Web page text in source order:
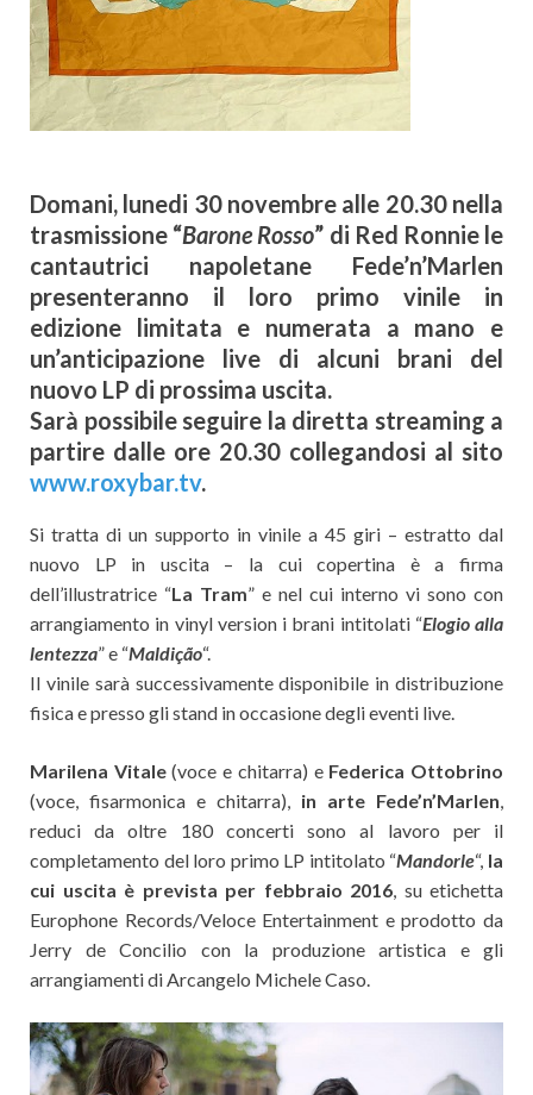
Domani, lunedi 30 novembre alle 20.30 nella
trasmissione “Barone Rosso” di Red Ronnie le
cantautrici napoletane Fede’n’Marlen
presenteranno il loro primo vinile in
edizione limitata e numerata a mano e
un’anticipazione live di alcuni brani del
nuovo LP di prossima uscita.
Sarà possibile seguire la diretta streaming a
partire dalle ore 20.30 collegandosi al sito
www.roxybar.tv.
Si tratta di un supporto in vinile a 45 giri – estratto dal
nuovo LP in uscita – la cui copertina è a firma
dell’illustratrice “La Tram” e nel cui interno vi sono con
arrangiamento in vinyl version i brani intitolati “Elogio alla
lentezza” e “Maldição“.
Il vinile sarà successivamente disponibile in distribuzione
fisica e presso gli stand in occasione degli eventi live.
Marilena Vitale(voce e chitarra) e Federica Ottobrino
(voce, fisarmonica e chitarra), in arte Fede’n’Marlen,
reduci da oltre 180 concerti sono al lavoro per il
completamento del loro primo LP intitolato “Mandorle“, la
cui uscita è prevista per febbraio 2016, su etichetta
Europhone Records/Veloce Entertainment e prodotto da
Jerry de Concilio con la produzione artistica e gli
arrangiamenti di Arcangelo Michele Caso.